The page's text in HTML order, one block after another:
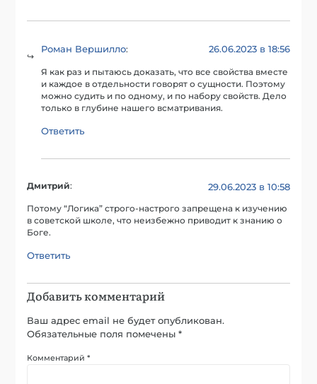
Роман Вершилло: 26.06.2023 в 18:56
Я как раз и пытаюсь доказать, что все свойства вместе
и каждое в отдельности говорят о сущности. Поэтому
можно судить и по одному, и по набору свойств. Дело
только в глубине нашего всматривания.
Ответить
Дмитрий: 29.06.2023 в 10:58
Потому “Логика” строго-настрого запрещена к изучению
в советской школе, что неизбежно приводит к знанию о
Боге.
Ответить
Добавить комментарий
Ваш адрес email не будет опубликован.
Обязательные поля помечены*
Комментарий*